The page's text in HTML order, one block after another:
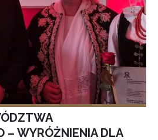
– WYRÓŻNIENIA DLA